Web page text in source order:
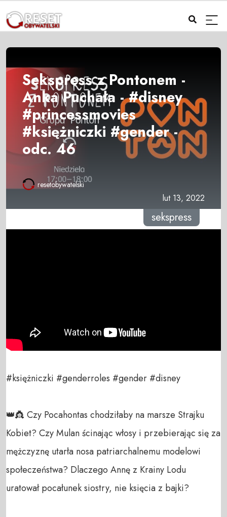
Sekspress z Pontonem -
Anka Puchała - #disney
#princessmovies
#księżniczki #gender -
odc. 46
resetobywatelski
lut 13, 2022
sekspress
#księżniczki #genderroles #gender #disney
👑👸 Czy Pocahontas chodziłaby na marsze Strajku
Kobiet? Czy Mulan ścinając włosy i przebierając się za
mężczyznę utarła nosa patriarchalnemu modelowi
społeczeństwa? Dlaczego Annę z Krainy Lodu
uratował pocałunek siostry, nie księcia z bajki?